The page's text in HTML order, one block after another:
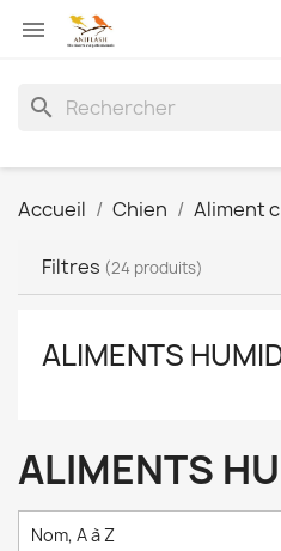

search
Accueil Chien Aliment
Filtres (24 produits)
ALIMENTS
ALIMENTS
Nom, A à Z